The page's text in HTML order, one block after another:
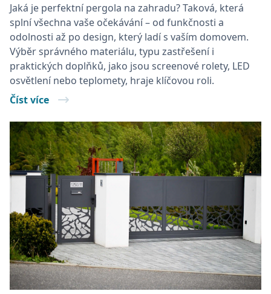
Jaká je perfektní pergola na zahradu? Taková, která
splní všechna vaše očekávání – od funkčnosti a
odolnosti až po design, který ladí s vaším domovem.
Výběr správného materiálu, typu zastřešení i
praktických doplňků, jako jsou screenové rolety, LED
osvětlení nebo teplomety, hraje klíčovou roli.
Číst více